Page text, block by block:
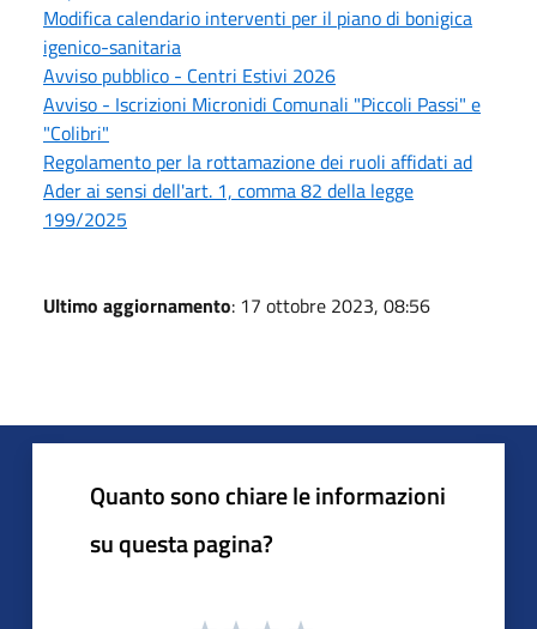
Modifica calendario interventi per il piano di bonigica
igenico-sanitaria
Avviso pubblico - Centri Estivi 2026
Avviso - Iscrizioni Micronidi Comunali "Piccoli Passi" e
"Colibri"
Regolamento per la rottamazione dei ruoli affidati ad
Ader ai sensi dell'art. 1, comma 82 della legge
199/2025
Ultimo aggiornamento: 17 ottobre 2023, 08:56
Quanto sono chiare le informazioni
su questa pagina?